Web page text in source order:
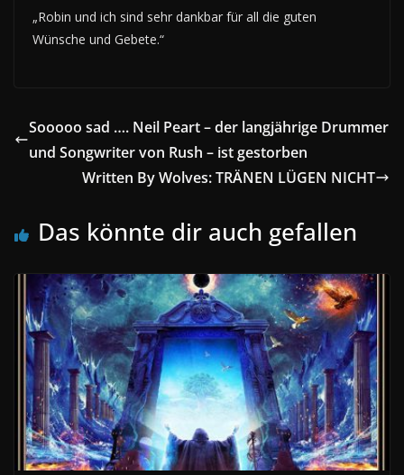
„Robin und ich sind sehr dankbar für all die guten
Wünsche und Gebete.“
Sooooo sad …. Neil Peart – der langjährige Drummer
und Songwriter von Rush – ist gestorben
Written By Wolves: TRÄNEN LÜGEN NICHT
Das könnte dir auch gefallen